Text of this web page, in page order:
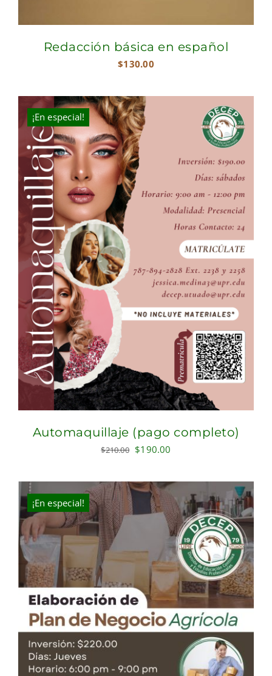
Redacción básica en español
$130.00
¡En especial!
Automaquillaje (pago completo)
$210.00 Original
was:
$210.00.
$190.00
is:
$190.00.
¡En especial!